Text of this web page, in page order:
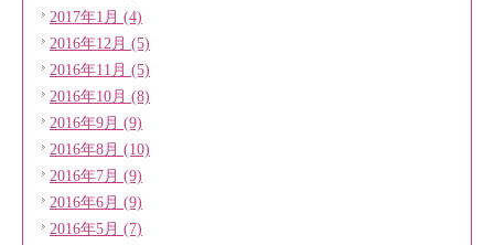
2017年1月 (4)
2016年12月 (5)
2016年11月 (5)
2016年10月 (8)
2016年9月 (9)
2016年8月 (10)
2016年7月 (9)
2016年6月 (9)
2016年5月 (7)